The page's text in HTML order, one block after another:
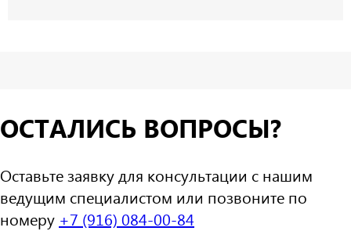
ОСТАЛИСЬ ВОПРОСЫ?
Оставьте заявку для консультации с нашим
ведущим специалистом или позвоните по
номеру +7 (916) 084-00-84